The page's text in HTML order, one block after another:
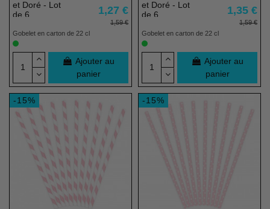
et Doré - Lot
de 6
1,27 €
1,59 €
Gobelet en carton de 22 cl
Ajouter au
panier
et Doré - Lot
de 6
1,35 €
1,59 €
Gobelet en carton de 22 cl
Ajouter au
panier
-15% -15%